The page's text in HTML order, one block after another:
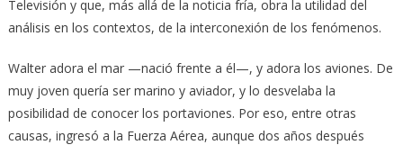
Televisión y que, más allá de la noticia fría, obra la utilidad del
análisis en los contextos, de la interconexión de los fenómenos.
Walter adora el mar —nació frente a él—, y adora los aviones. De
muy joven quería ser marino y aviador, y lo desvelaba la
posibilidad de conocer los portaviones. Por eso, entre otras
causas, ingresó a la Fuerza Aérea, aunque dos años después